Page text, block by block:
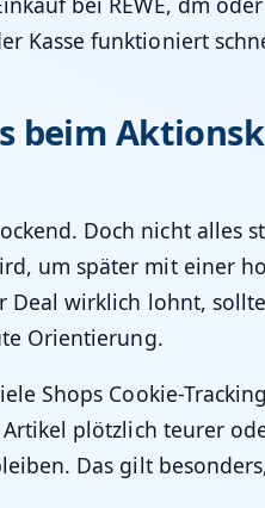
Kasse funktioniert
beim
Doch nicht alles
um später mit einer
Deal wirklich lohnt,
Orientierung.
Shops Cookie-
plötzlich teurer
Das gilt